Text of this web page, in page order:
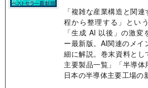
「複雑な産業構造と関
程から整理する」とい
「生成 AI 以後」の激
ー最新版。AI関連のメ
細に解説。巻末資料とし
主要製品一覧」「半導体
日本の半導体主要工場の